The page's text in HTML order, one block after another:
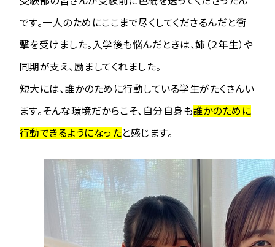
です。一人のためにここまで尽くしてくださるんだと衝
撃を受けました。入学後も悩んだときは、姉（２年生）や
同期が支え、励ましてくれました。
短大には、誰かのために行動している学生がたくさんい
ます。そんな環境だからこそ、自分自身も誰かのために
行動できるようになったと感じます。